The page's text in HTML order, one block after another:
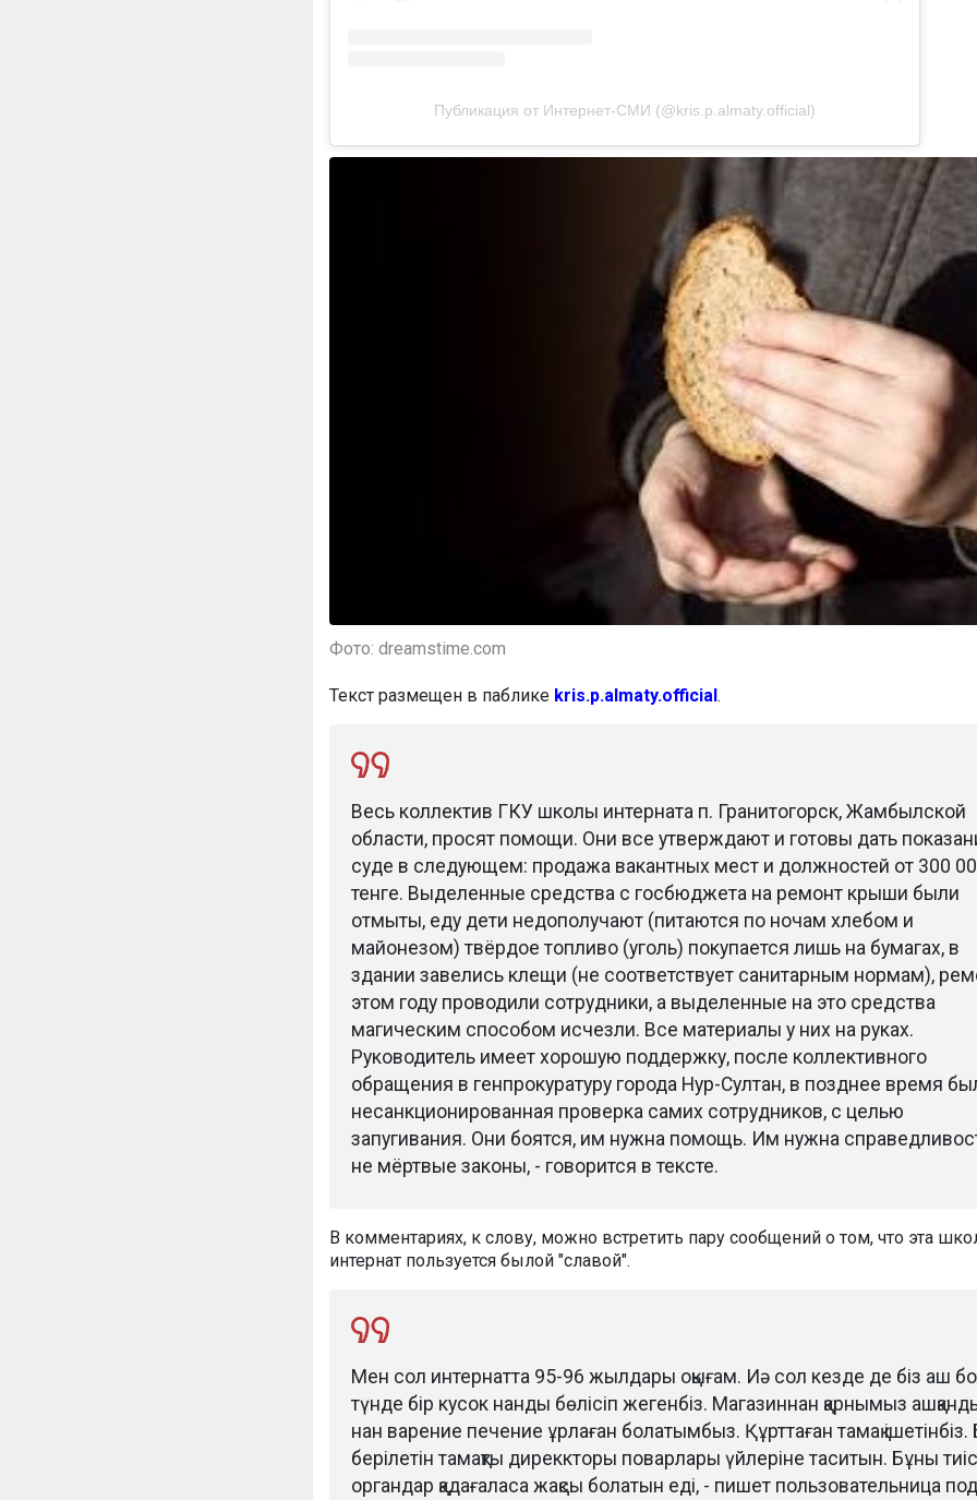
Публикация от Интернет-СМИ (@kris.p.almaty.official)
Фото: dreamstime.com
Текст размещен в паблике kris.p.almaty.official.
Весь коллектив ГКУ школы интерната п. Гранитогорск, Жамбылской
области, просят помощи. Они все утверждают и готовы дать
суде в следующем: продажа вакантных мест и должностей от 300
тенге. Выделенные средства с госбюджета на ремонт крыши были
отмыты, еду дети недополучают (питаются по ночам хлебом и
майонезом) твёрдое топливо (уголь) покупается лишь на бумагах, в
здании завелись клещи (не соответствует санитарным нормам),
этом году проводили сотрудники, а выделенные на это средства
магическим способом исчезли. Все материалы у них на руках.
Руководитель имеет хорошую поддержку, после коллективного
обращения в генпрокуратуру города Нур-Султан, в позднее время
несанкционированная проверка самих сотрудников, с целью
запугивания. Они боятся, им нужна помощь. Им нужна
не мёртвые законы, - говорится в тексте.
В комментариях, к слову, можно встретить пару сообщений о том, что эта
интернат пользуется былой "славой".
Мен сол интернатта 95-96 жылдары оқығам. Иә сол кезде де біз аш
түнде бір кусок нанды бөлісіп жегенбіз. Магазиннан қарнымыз
нан варение печение ұрлаған болатымбыз. Құрттаған тамақ ішетінбіз.
берілетін тамақты диреккторы поварлары үйлеріне таситын. Бұны
органдар қадағаласа жақсы болатын еді, - пишет пользовательница под